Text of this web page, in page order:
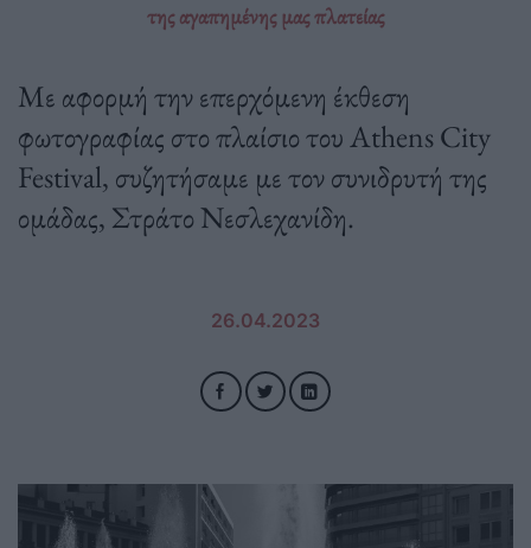
της αγαπημένης μας πλατείας
Με αφορμή την επερχόμενη έκθεση
φωτογραφίας στο πλαίσιο του Athens City
Festival, συζητήσαμε με τον συνιδρυτή της
ομάδας, Στράτο Νεσλεχανίδη.
26.04.2023